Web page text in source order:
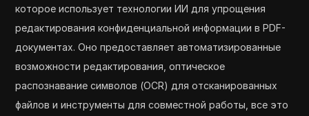
которое использует технологии ИИ для упрощения
редактирования конфиденциальной информации в PDF-
документах. Оно предоставляет автоматизированные
возможности редактирования, оптическое
распознавание символов (OCR) для отсканированных
файлов и инструменты для совместной работы, все это